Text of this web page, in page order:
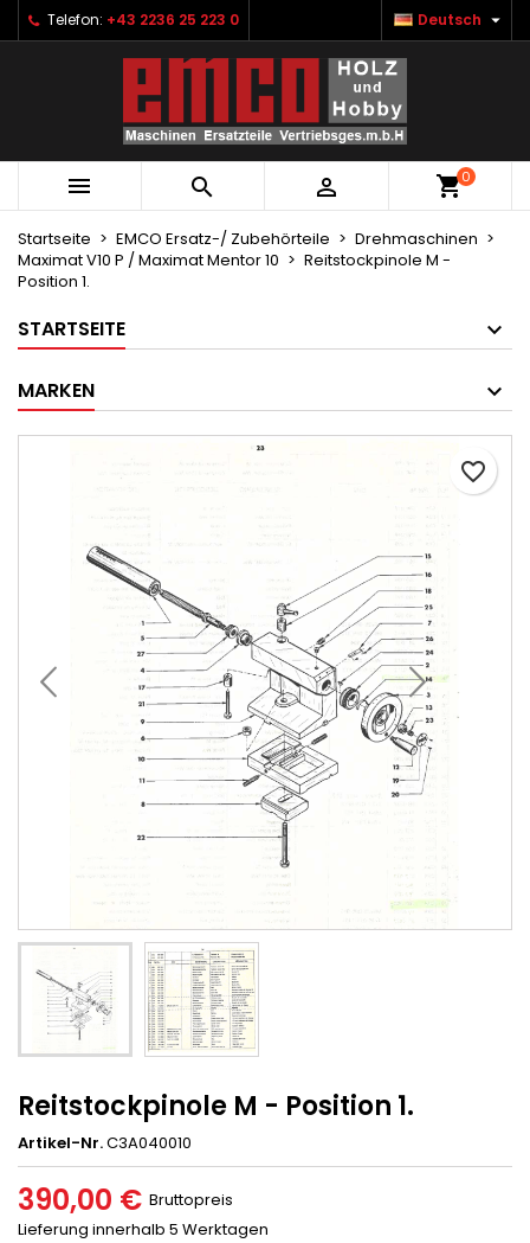
Telefon: +43 2236 25 223 0 Deutsch 
   0
Startseite EMCO Ersatz-/ Zubehörteile
Drehmaschinen
Maximat V10 P / Maximat Mentor 10
Reitstockpinole M -
Position 1.
STARTSEITE
MARKEN
Reitstockpinole M - Position 1.
Artikel-Nr.C3A040010
390,00 € Bruttopreis
Lieferung innerhalb 5 Werktagen
favorite_border
Ihre Wunschlisten ×
Neue Liste anlegen
Wunschliste erstellen ×
Name der Wunschliste
Abbrechen Wunschliste erstellen
Anmelden ×
Sie müssen angemeldet sein, um Artikel Ihrer
Wunschliste hinzufügen zu können.
Abbrechen Anmelden